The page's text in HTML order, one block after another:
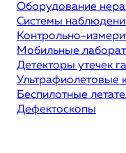
Оборудование
Системы
Контрольно-
Мобильные
Детекторы утечек
Ультрафиолетовые
Беспилотные
Дефектоскопы